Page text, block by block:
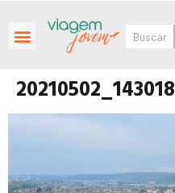
20210502_143018